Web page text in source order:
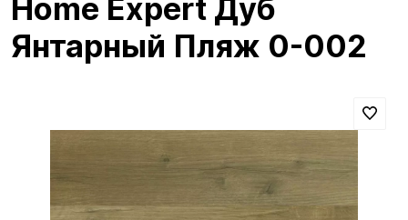
Home Expert Дуб
Янтарный Пляж 0-002